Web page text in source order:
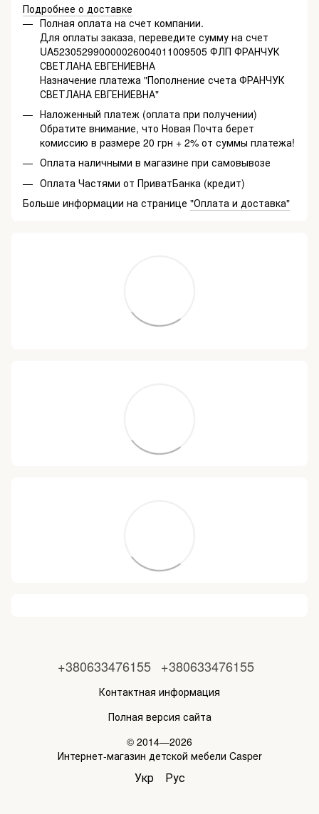
Подробнее о доставке
Полная оплата на счет компании.
Для оплаты заказа, переведите сумму на счет
UA523052990000026004011009505 ФЛП ФРАНЧУК
СВЕТЛАНА ЕВГЕНИЕВНА
Назначение платежа "Пополнение счета ФРАНЧУК
СВЕТЛАНА ЕВГЕНИЕВНА"
Наложенный платеж (оплата при получении)
Обратите внимание, что Новая Почта берет
комиссию в размере 20 грн + 2% от суммы платежа!
Оплата наличными в магазине при самовывозе
Оплата Частями от ПриватБанка (кредит)
Больше информации на странице "Оплата и доставка"
+380633476155 +380633476155
Контактная информация
Полная версия сайта
© 2014—2026
Интернет-магазин детской мебели Casper
Укр Рус